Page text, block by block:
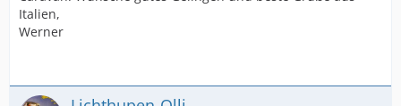
Italien,
Werner